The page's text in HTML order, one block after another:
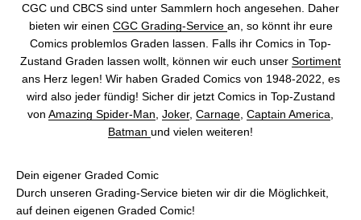
CGC und CBCS sind unter Sammlern hoch angesehen. Daher
bieten wir einen CGC Grading-Service an, so könnt ihr eure
Comics problemlos Graden lassen. Falls ihr Comics in Top-
Zustand Graden lassen wollt, können wir euch unser Sortiment
ans Herz legen! Wir haben Graded Comics von 1948-2022, es
wird also jeder fündig! Sicher dir jetzt Comics in Top-Zustand
von Amazing Spider-Man Joker, Carnage Captain America
Batman und vielen weiteren!
Dein eigener Graded Comic
Durch unseren Grading-Service bieten wir dir die Möglichkeit,
auf deinen eigenen Graded Comic!